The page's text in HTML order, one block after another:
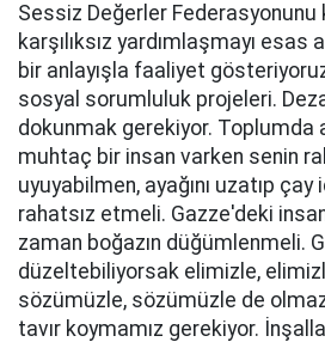
Sessiz Değerler
karşılıksız yardımlaşmayı
bir anlayışla faaliyet
sosyal sorumluluk projeleri.
dokunmak gerekiyor. Toplumda
muhtaç bir insan varken senin
uyuyabilmen, ayağını uzatıp
rahatsız etmeli. Gazze'deki
zaman boğazın düğümlenmeli.
düzeltebiliyorsak elimizle,
sözümüzle, sözümüzle de
tavır koymamız gerekiyor.